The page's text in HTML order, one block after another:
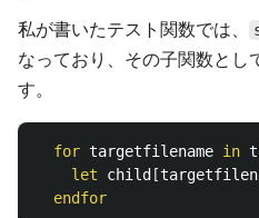
私が書いたテスト関数では、
なっており、その子関数とし
す。
for targetfilename in
let child [
endfor